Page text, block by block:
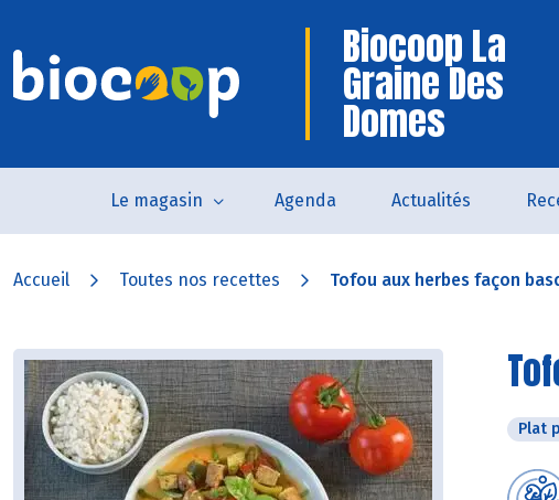
Biocoop La
Graine Des
Domes
Le magasin Agenda Actualités
Accueil Toutes nos recettes Tofou aux herbes façon
Plat